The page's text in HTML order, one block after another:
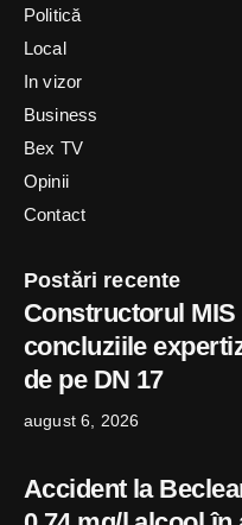
Politică
Local
In vizor
Business
Bex TV
Opinii
Contact
Postări recente
Constructorul
concluziile
de pe DN 17
august 6, 2026
Accident la